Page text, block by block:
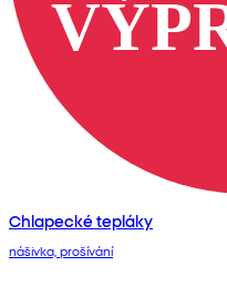
Chlapecké tepláky
nášivka, prošívání